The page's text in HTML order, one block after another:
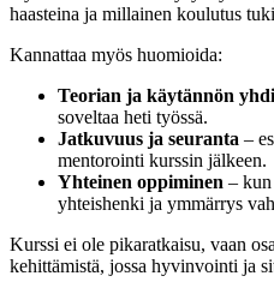
haasteina ja millainen koulutus
Kannattaa myös huomioida:
Teorian ja käytännön
soveltaa heti työssä.
Jatkuvuus ja seuranta –
mentorointi kurssin jälkeen.
Yhteinen oppiminen – kun
yhteishenki ja ymmärrys
Kurssi ei ole pikaratkaisu, vaan
kehittämistä, jossa hyvinvointi ja